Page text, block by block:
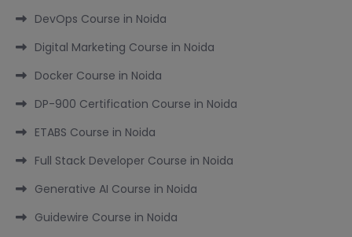
DevOps Course in Noida
Digital Marketing Course in Noida
Docker Course in Noida
DP-900 Certification Course in Noida
ETABS Course in Noida
Full Stack Developer Course in Noida
Generative AI Course in Noida
Guidewire Course in Noida